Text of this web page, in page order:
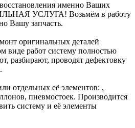
именно Ваших
УСЛУГА! Возьмём в работу
Вашу запчасть.
оригинальных деталей
виде работ систему полностью
разбирают, проводят дефектовку
отдельных её элементов: ,
пневмостоек. Производится
систему и её элементы